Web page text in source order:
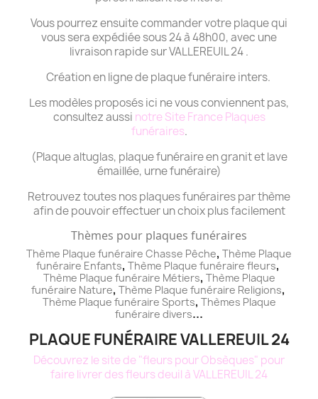
Vous pourrez ensuite commander votre plaque qui
vous sera expédiée sous 24 à 48h00, avec une
livraison rapide sur VALLEREUIL 24 .
Création en ligne de plaque funéraire inters.
Les modèles proposés ici ne vous conviennent pas,
consultez aussi notre Site France Plaques
funéraires.
(Plaque altuglas, plaque funéraire en granit et lave
émaillée, urne funéraire)
Retrouvez toutes nos plaques funéraires par thème
afin de pouvoir effectuer un choix plus facilement
Thèmes pour plaques funéraires
Thème Plaque funéraire Chasse Pêche, Thème Plaque
funéraire Enfants, Thème Plaque funéraire fleurs,
Thème Plaque funéraire Métiers, Thème Plaque
funéraire Nature, Thème Plaque funéraire Religions,
Thème Plaque funéraire Sports, Thèmes Plaque
funéraire divers...
PLAQUE FUNÉRAIRE VALLEREUIL 24
Découvrez le site de "fleurs pour Obsèques" pour
faire livrer des fleurs deuil à VALLEREUIL 24